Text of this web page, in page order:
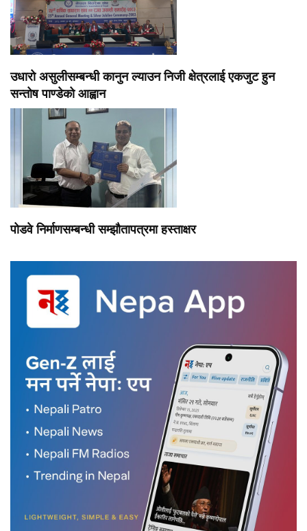
उधारो असुलीसम्बन्धी कानुन ल्याउन निजी क्षेत्रलाई एकजुट हुन
सन्तोष पाण्डेको आह्वान
पोडवे निर्माणसम्बन्धी सम्झौतापत्रमा हस्ताक्षर